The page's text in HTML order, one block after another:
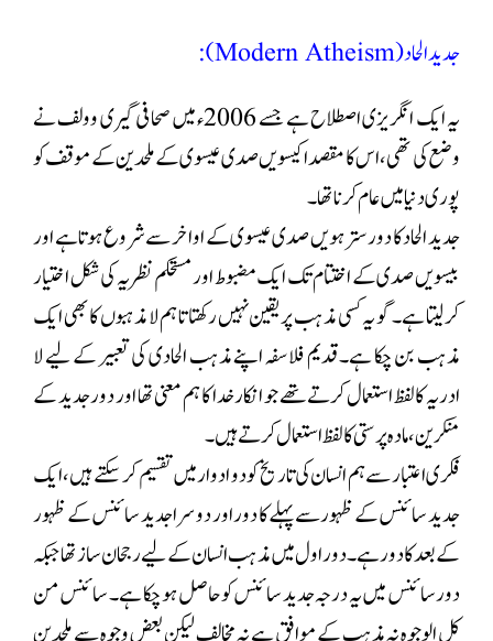
جدید الحاد (Modern Atheism):
یہ ایک انگریزی اصطلاح ہے جسے 2006ء میں صحافی گیری وولف نے
وضع کی تھی ، اس کا مقصد اکیسویں صدی عیسوی کے ملحدین کے موقف کو
پوری دنیا میں عام کرنا تھا۔
جدید الحاد کا دور سترہویں صدی عیسوی کے اواخر سے شروع ہوتا ہے اور
بیسویں صدی کے اختتام تک ایک مضبوط اور مستحکم نظریہ کی شکل اختیار
کر لیتا ہے۔ گو یہ کسی مذہب پر یقین نہیں رکھتا تا ہم لا مذہبوں کا بھی ایک
مذہب بن چکا ہے۔ قدیم فلاسفہ اپنے مذہب الحادی کی تعبیر کے لیے لا
ادریہ کا لفظ استعمال کرتے تھے جو انکار خدا کا ہم معنی تھا اور دور جدید کے
منکرین، مادہ پرستی کا لفظ استعمال کرتے ہیں۔
فکری اعتبار سے ہم انسان کی تاریخ کو دو ادوار میں تقسیم کر سکتے ہیں، ایک
جدید سائنس کے ظہور سے پہلے کا دور اور دوسرا جدید سائنس کے ظہور
کے بعد کا دور ہے۔ دور اول میں مذہب انسان کے لیے رجحان ساز تھا جبکہ
دور سائنس میں یہ درجہ جدید سائنس کو حاصل ہو چکا ہے ۔ سائنس من